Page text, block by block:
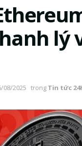
lý
08/2025 trong Tin tức